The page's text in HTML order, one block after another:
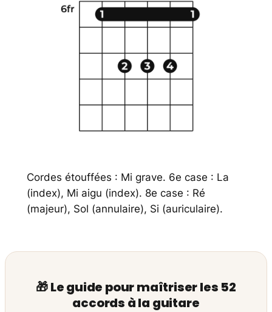
Cordes étouffées : Mi grave. 6e case : La
(index), Mi aigu (index). 8e case : Ré
(majeur), Sol (annulaire), Si (auriculaire).
🎁 Le guide pour maîtriser les 52
accords à la guitare